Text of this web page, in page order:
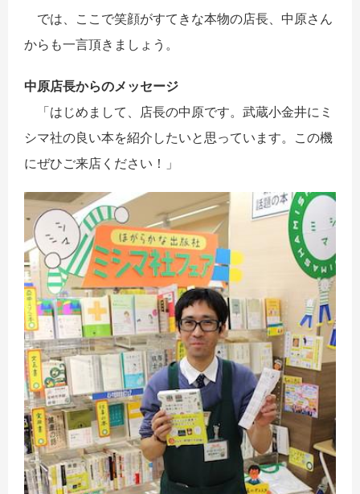
では、ここで笑顔がすてきな本物の店長、中原さん
からも一言頂きましょう。
中原店長からのメッセージ
「はじめまして、店長の中原です。武蔵小金井にミ
シマ社の良い本を紹介したいと思っています。この機
にぜひご来店ください！」